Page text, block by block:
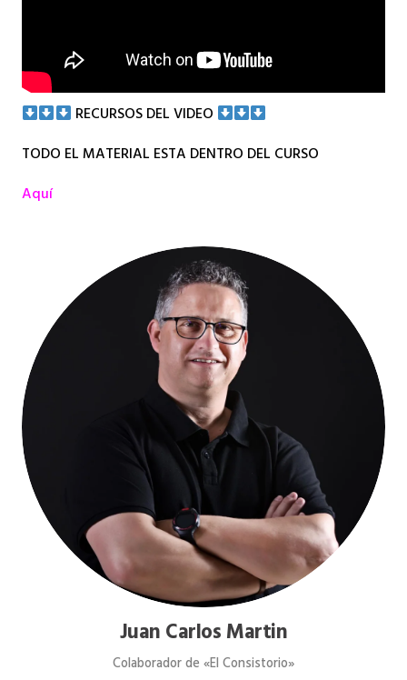
RECURSOS DEL VIDEO
TODO EL MATERIAL ESTA DENTRO DEL CURSO
Aquí
Juan Carlos Martin
Colaborador de «El Consistorio»